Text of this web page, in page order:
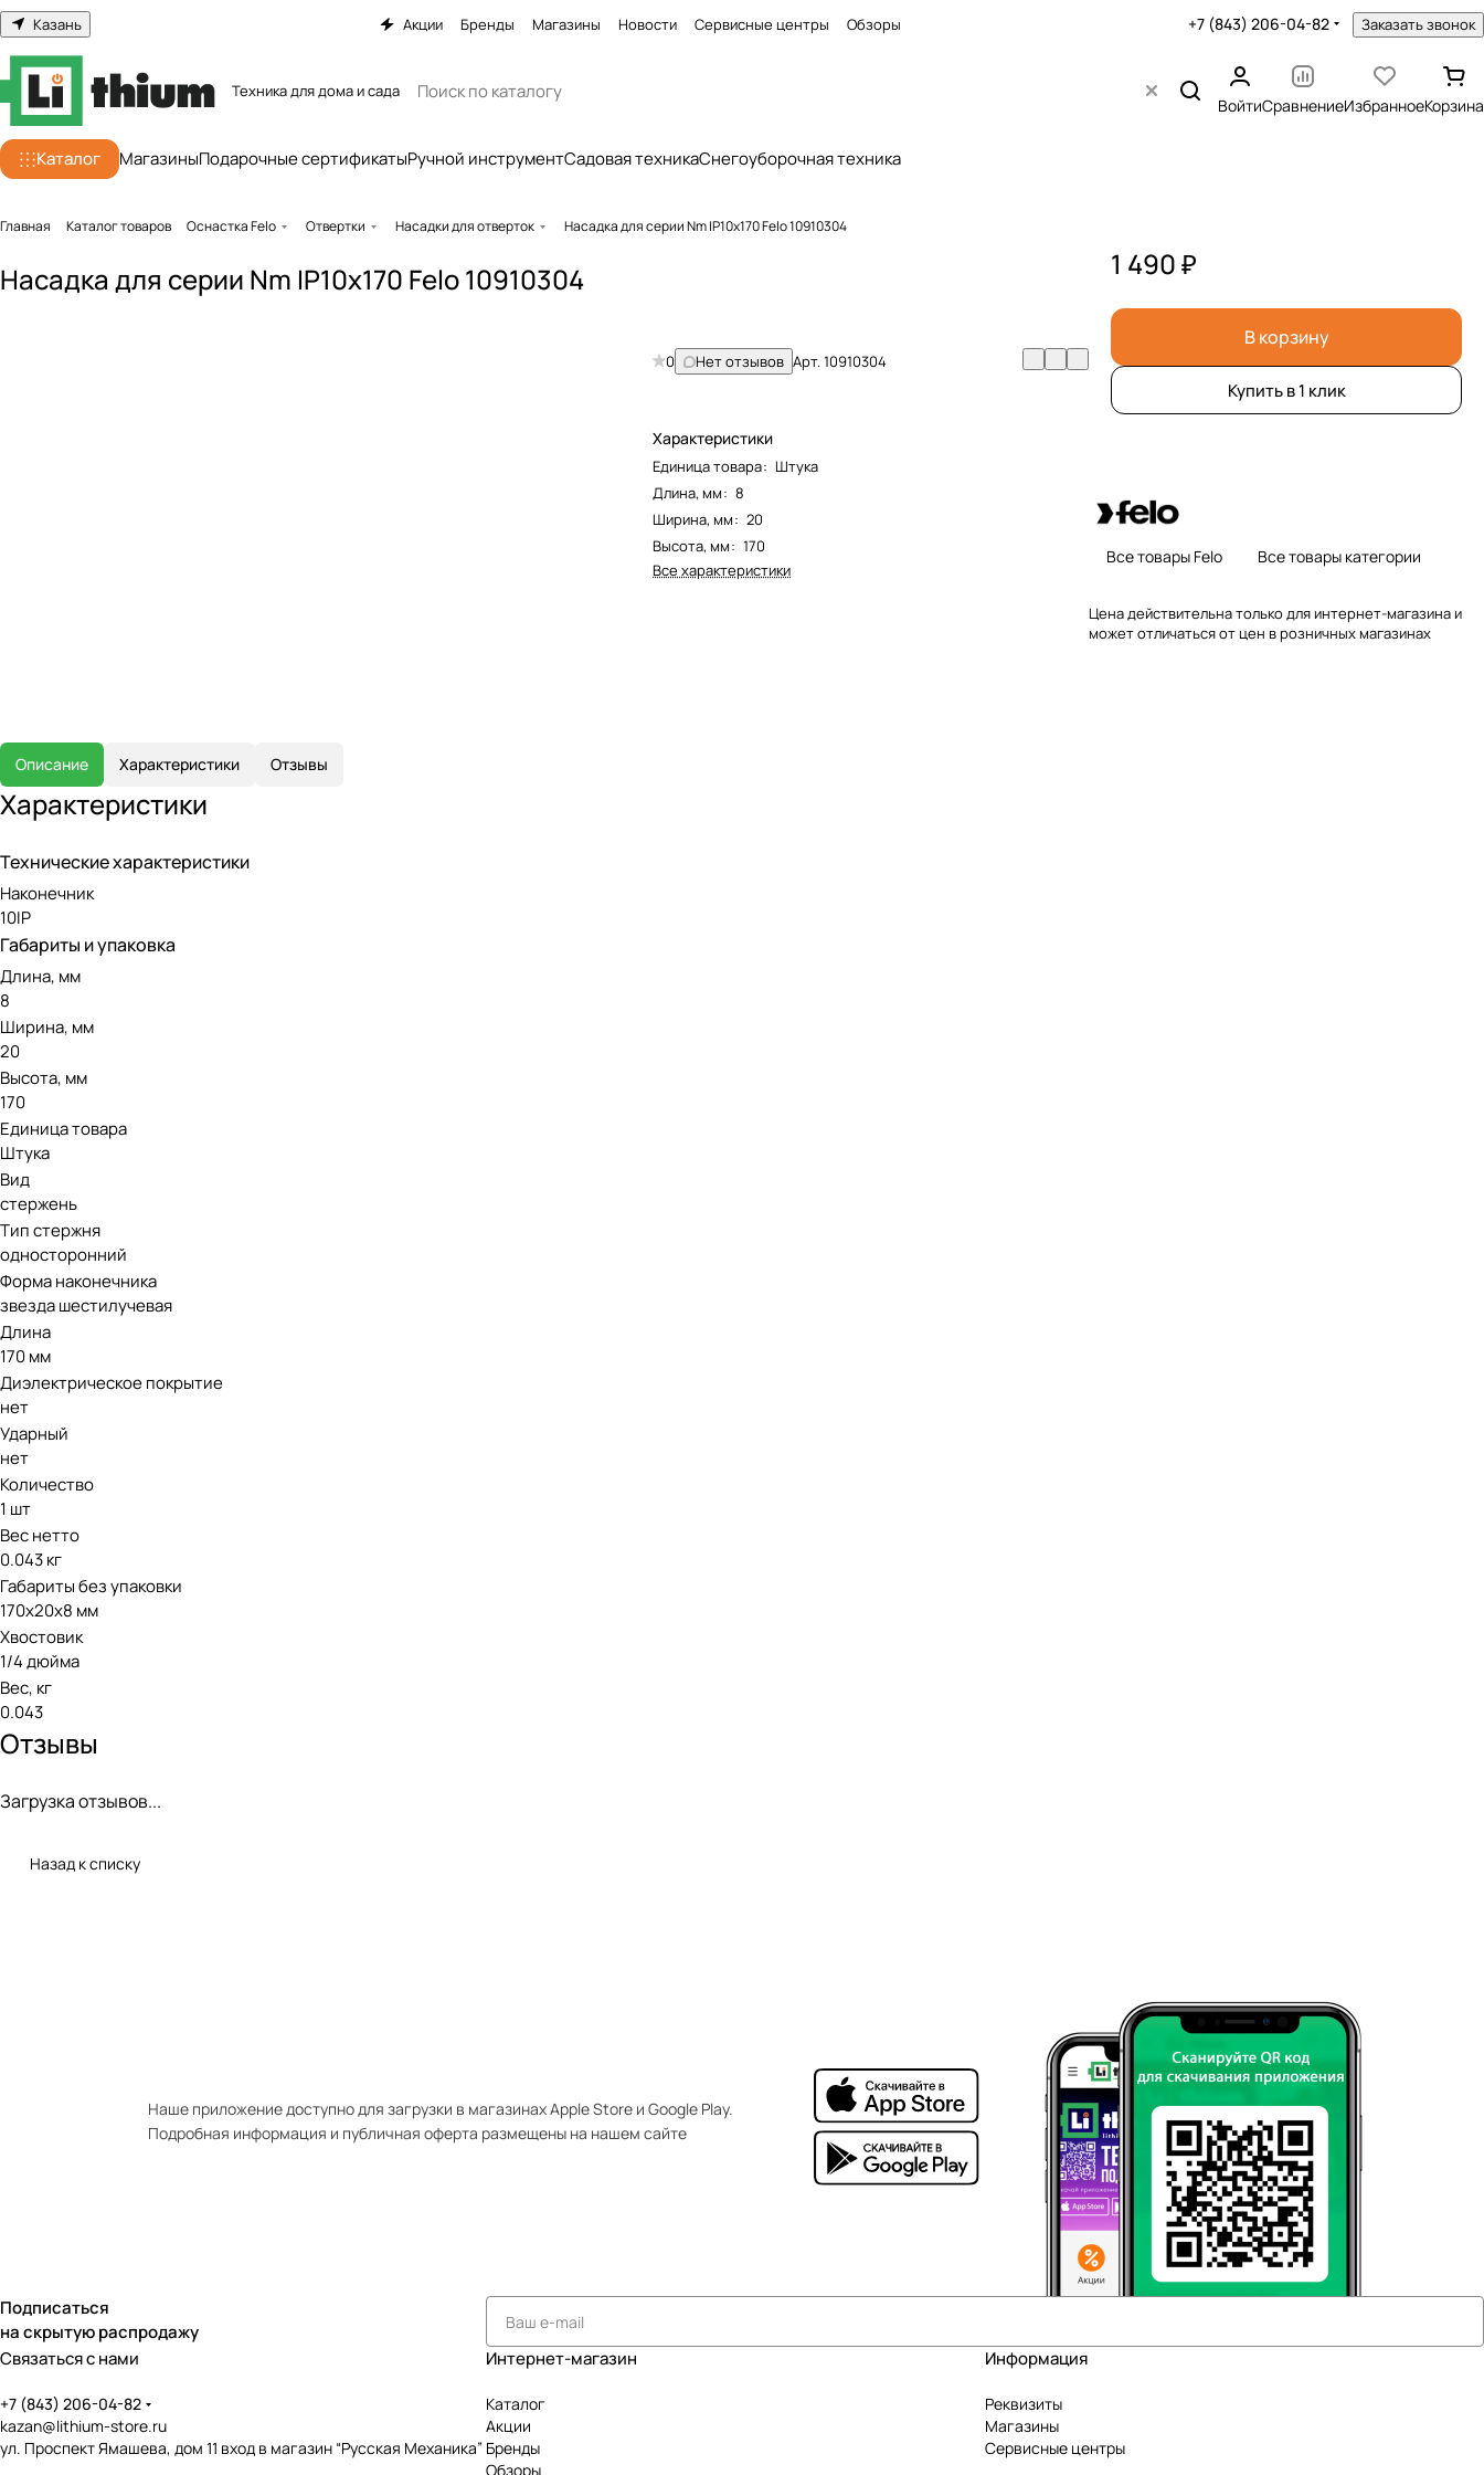
Казань Акции Бренды Магазины Новости Сервисные центры Обзоры +7 (843) 206-04-82 Заказать звонок
Техника для дома и сада
ВойтиСравнениеИзбранноеКорзина
Каталог МагазиныПодарочные сертификатыРучной инструментСадовая техникаСнегоуборочная техника
Главная Каталог товаров Оснастка Felo Отвертки Насадки для отверток Насадка для серии Nm IP10x170 Felo 10910304
Насадка для серии Nm IP10x170 Felo 10910304
0 Нет отзывов Арт.10910304
Характеристики
Единица товара: Штука
Длина, мм: 8
Ширина, мм: 20
Высота, мм: 170
Все характеристики
1 490 ₽
В корзину
Купить в 1 клик
Все товары Felo Все товары категории
Цена действительна только для интернет-магазина и
может отличаться от цен в розничных магазинах
Описание Характеристики Отзывы
Характеристики
Технические характеристики
Наконечник
10IP
Габариты и упаковка
Длина, мм
8
Ширина, мм
20
Высота, мм
170
Единица товара
Штука
Вид
стержень
Тип стержня
односторонний
Форма наконечника
звезда шестилучевая
Длина
170 мм
Диэлектрическое покрытие
нет
Ударный
нет
Количество
1 шт
Вес нетто
0.043 кг
Габариты без упаковки
170х20х8 мм
Хвостовик
1/4 дюйма
Вес, кг
0.043
Отзывы
Загрузка отзывов...
Назад к списку
Наше приложение доступно для загрузки в магазинах Apple Store и Google Play.
Подробная информация и публичная оферта размещены на нашем сайте
Подписаться
на скрытую распродажу
Связаться с нами
+7 (843) 206-04-82
kazan@lithium-store.ru
ул. Проспект Ямашева, дом 11 вход в магазин “Русская Механика”
Интернет-магазин
Каталог
Акции
Бренды
Обзоры
Информация
Реквизиты
Магазины
Сервисные центры